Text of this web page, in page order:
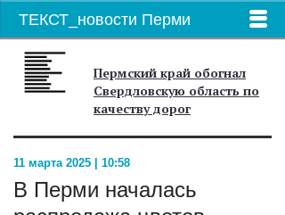
ТЕКСТ_новости Перми
Пермский край обогнал
Свердловскую область по
качеству дорог
11 марта 2025 | 10:58
В Перми началась